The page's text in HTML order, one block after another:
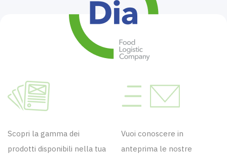
Scopri la gamma dei
prodotti disponibili nella tua
Vuoi conoscere in
anteprima le nostre